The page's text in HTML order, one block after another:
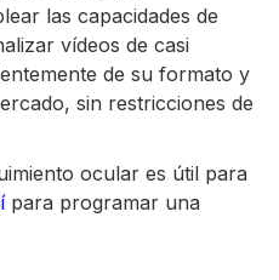
las capacidades de
vídeos de casi
de su formato y
sin restricciones de
ocular es útil para
para programar una